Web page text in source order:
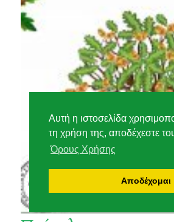
Αυτή η ιστοσελίδα
τη χρήση της, αποδέχεστε
Όρους Χρήσης
Αποδέχομαι